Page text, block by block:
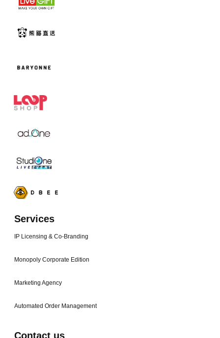
Services
IP Licensing & Co-Branding
Monopoly Corporate Edition
Marketing Agency
Automated Order Management
Contact us